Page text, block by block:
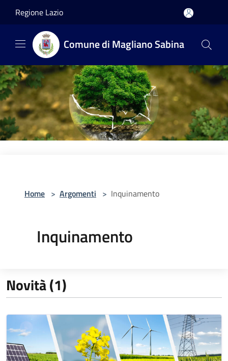
Regione Lazio
Comune di Magliano Sabina
Home > Argomenti > Inquinamento
Inquinamento
Novità (1)